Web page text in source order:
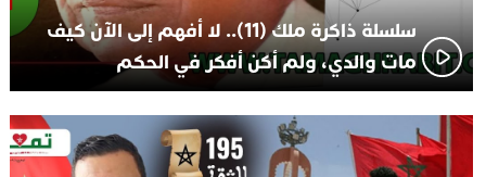
سلسلة ذاكرة ملك (11).. لا أفهم إلى الآن كيف
مات والدي، ولم أكن أفكر في الحكم